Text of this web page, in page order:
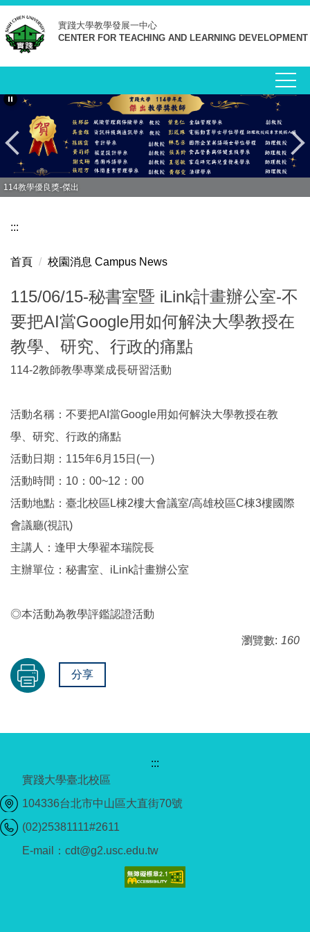
跳
到
主
要
容
實踐大學教學發展一中心
CENTER FOR TEACHING AND LEARNING DEVELOPMENT
114教學優良獎-傑出
:::
首頁 校園消息 Campus News
115/06/15-秘書室暨 iLink計畫辦公室-不
要把AI當Google用如何解決大學教授在
教學、研究、行政的痛點
114-2教師教學專業成長研習活動
活動名稱：不要把AI當Google用如何解決大學教授在教
學、研究、行政的痛點
活動日期：115年6月15日(一)
活動時間：10：00~12：00
活動地點：臺北校區L棟2樓大會議室/高雄校區C棟3樓國際
會議廳(視訊)
主講人：逢甲大學翟本瑞院長
主辦單位：秘書室、iLink計畫辦公室
◎本活動為教學評鑑認證活動
瀏覽數: 160
分享
:::
實踐大學臺北校區
104336台北市中山區大直街70號
(02)25381111#2611
E-mail：cdt@g2.usc.edu.tw